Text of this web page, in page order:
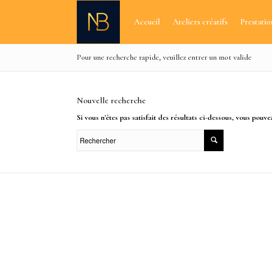
Accueil Ateliers créatifs
Pour une recherche rapide, veuillez entrer un mot valide
Nouvelle recherche
Si vous n'êtes pas satisfait des résultats ci-dessous, vous